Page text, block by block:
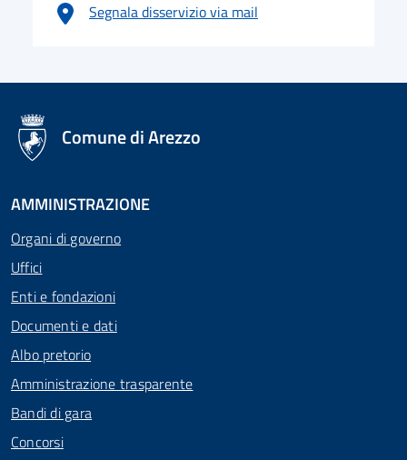
Segnala disservizio via mail
logo Unione Europea
Comune di Arezzo
AMMINISTRAZIONE
Organi di governo
Uffici
Enti e fondazioni
Documenti e dati
Albo pretorio
Amministrazione trasparente
Bandi di gara
Concorsi